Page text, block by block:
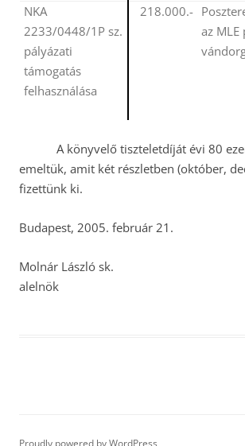
NKA
2233/0448/1P sz.
pályázati
támogatás
felhasználása
218.000.-
az MLE
A könyvelő tiszteletdíját évi 80
emeltük, amit két részletben (október,
fizettünk ki.
Budapest, 2005. február 21.
Molnár László sk.
alelnök